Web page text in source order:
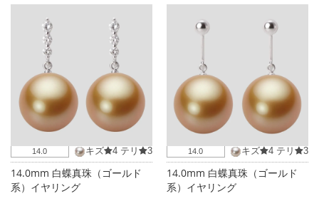
14.0 キズ 4 テリ 3
14.0mm 白蝶真珠（ゴールド
系）イヤリング
14.0 キズ 4 テリ 3
14.0mm 白蝶真珠（ゴールド
系）イヤリング